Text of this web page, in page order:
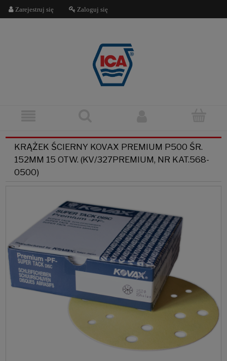
Zarejestruj się Zaloguj się
KRĄŻEK ŚCIERNY KOVAX PREMIUM P500 ŚR.
152MM 15 OTW. (KV/327PREMIUM, NR KAT.568-
0500)